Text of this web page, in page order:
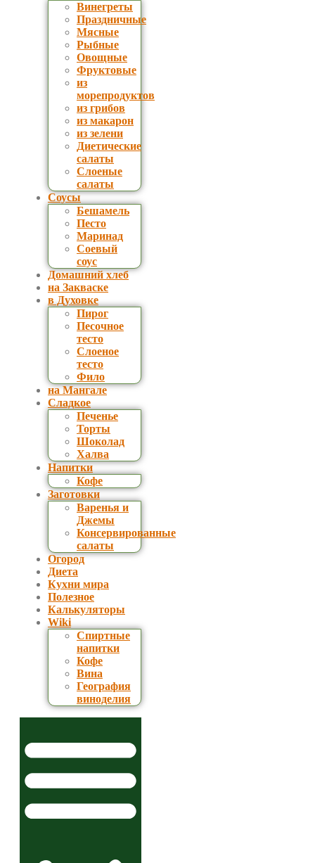
Винегреты
Праздничные
Мясные
Рыбные
Овощные
Фруктовые
из
морепродуктов
из грибов
из макарон
из зелени
Диетические
салаты
Слоеные
салаты
Соусы
Бешамель
Песто
Маринад
Соевый
соус
Домашний хлеб
на Закваске
в Духовке
Пирог
Песочное
тесто
Слоеное
тесто
Фило
на Мангале
Сладкое
Печенье
Торты
Шоколад
Халва
Напитки
Кофе
Заготовки
Варенья и
Джемы
Консервированные
салаты
Огород
Диета
Кухни мира
Полезное
Калькуляторы
Wiki
Спиртные
напитки
Кофе
Вина
География
виноделия